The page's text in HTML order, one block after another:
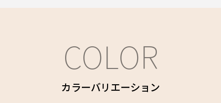
COLOR
カラーバリエーション